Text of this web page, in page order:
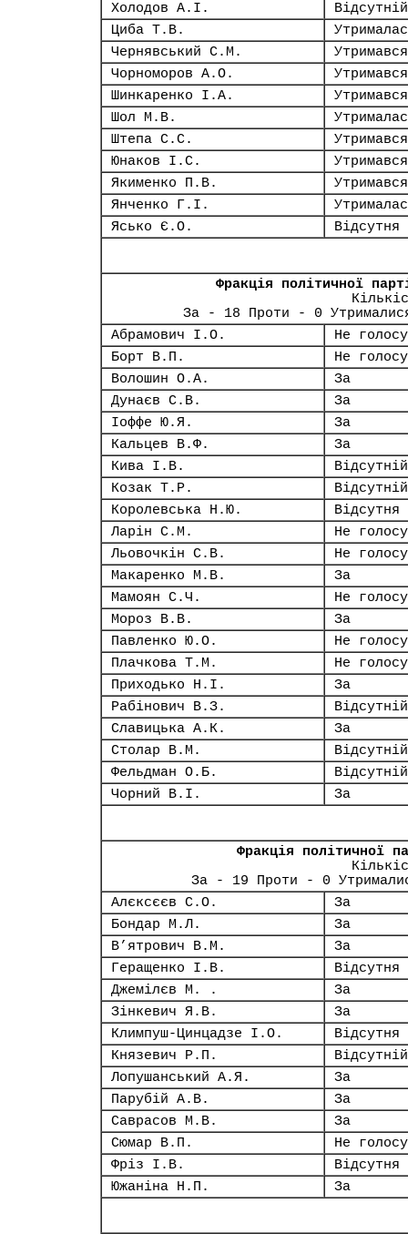
Холодов А.І.
Відсутній
Циба Т.В.
Чернявський С.М.
Утримався
Чорноморов А.О.
Утримався
Шинкаренко І.А.
Утримався
Шол М.В.
Штепа С.С.
Утримався
Юнаков І.С.
Утримався
Якименко П.В.
Утримався
Янченко Г.І.
Ясько Є.О.
Відсутня
Фракція політичної
За - 18 Проти - 0
Абрамович І.О.
Не
Борт В.П.
Не
Волошин О.А.
За
Дунаєв С.В.
За
Іоффе Ю.Я.
За
Кальцев В.Ф.
За
Кива І.В.
Відсутній
Козак Т.Р.
Відсутній
Королевська Н.Ю.
Відсутня
Ларін С.М.
Не
Льовочкін С.В.
Не
Макаренко М.В.
За
Мамоян С.Ч.
Не
Мороз В.В.
За
Павленко Ю.О.
Не
Плачкова Т.М.
Не
Приходько Н.І.
За
Рабінович В.З.
Відсутній
Славицька А.К.
За
Столар В.М.
Відсутній
Фельдман О.Б.
Відсутній
Чорний В.І.
За
Фракція політичної
За - 19 Проти - 0
Алєксєєв С.О.
За
Бондар М.Л.
За
В’ятрович В.М.
За
Геращенко І.В.
Відсутня
Джемілєв М. .
За
Зінкевич Я.В.
За
Климпуш-Цинцадзе І.О.
Відсутня
Князевич Р.П.
Відсутній
Лопушанський А.Я.
За
Парубій А.В.
За
Саврасов М.В.
За
Сюмар В.П.
Не
Фріз І.В.
Відсутня
Южаніна Н.П.
За